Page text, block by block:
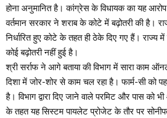
होना अनुमानित है। कांग्रेस के विधायक का यह
वर्तमान सरकार ने शराब के कोटे में बढ़ोतरी की है।
निर्धारित हुए कोटे के तहत ही ठेके दिए गए हैं। राज्य
कोई बढ़ोतरी नहीं हुई है।
श्री सर्राफ ने आगे बताया की विभाग में सारा काम
दिशा में जोर-शोर से काम चल रहा है। फार्म-सी को
है। विभाग द्वारा दिए जाने वाले परमिट और पास को
के तहत यह सिस्टम पायलेट प्रोजेट के तौर पर